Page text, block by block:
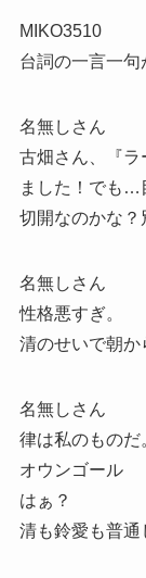
MIKO3510
台詞の一言一句
名無しさん
古畑さん、『ラ
ました！でも…
切開なのかな？
名無しさん
性格悪すぎ。
清のせいで朝か
名無しさん
律は私のものだ
オウンゴール
はぁ？
清も鈴愛も普通